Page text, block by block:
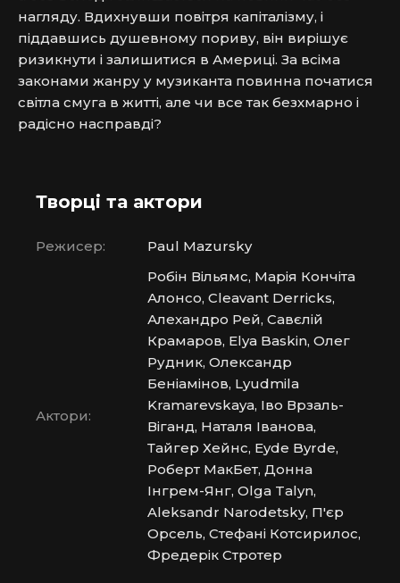
нагляду. Вдихнувши повітря капіталізму, і
піддавшись душевному пориву, він вирішує
ризикнути і залишитися в Америці. За всіма
законами жанру у музиканта повинна початися
світла смуга в житті, але чи все так безхмарно і
радісно насправді?
Творці та актори
Режисер: Paul Mazursky
Актори:
Робін Вільямс, Марія Кончіта
Алонсо, Cleavant Derricks,
Алехандро Рей, Савєлій
Крамаров, Elya Baskin, Олег
Рудник, Олександр
Беніамінов, Lyudmila
Kramarevskaya, Іво Врзаль-
Віганд, Наталя Іванова,
Тайгер Хейнс, Eyde Byrde,
Роберт МакБет, Донна
Інгрем-Янг, Olga Talyn,
Aleksandr Narodetsky, П'єр
Орсель, Стефані Котсирилос,
Фредерік Стротер